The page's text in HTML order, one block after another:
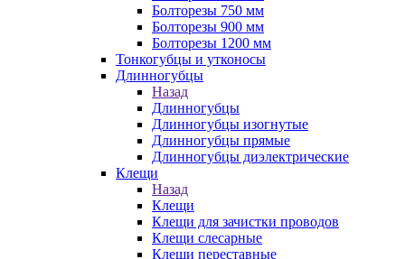
Болторезы 750 мм
Болторезы 900 мм
Болторезы 1200 мм
Тонкогубцы и утконосы
Длинногубцы
Назад
Длинногубцы
Длинногубцы изогнутые
Длинногубцы прямые
Длинногубцы диэлектрические
Клещи
Назад
Клещи
Клещи для зачистки проводов
Клещи слесарные
Клещи переставные